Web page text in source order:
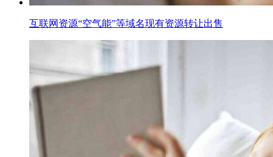
互联网资源“空气能”等域名现有资源转让出售